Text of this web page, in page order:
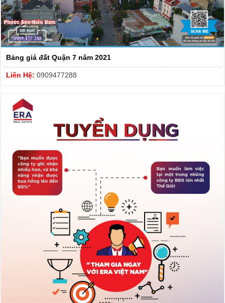
Bảng giá đất Quận 7 năm 2021
Liên Hệ: 0909477288